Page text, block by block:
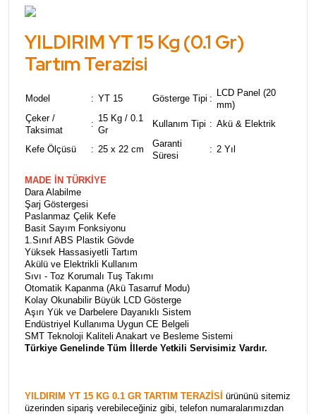
YILDIRIM YT 15 Kg (0.1 Gr)
Tartım Terazisi
Model : YT 15 Gösterge Tipi :
LCD Panel (20
mm)
Çeker /
Taksimat
:
15 Kg / 0.1
Gr
Kullanım Tipi : Akü & Elektrik
Kefe Ölçüsü : 25 x 22 cm
Garanti
Süresi
: 2 Yıl
MADE İN TÜRKİYE
Dara Alabilme
Şarj Göstergesi
Paslanmaz Çelik Kefe
Basit Sayım Fonksiyonu
1.Sınıf ABS Plastik Gövde
Yüksek Hassasiyetli Tartım
Akülü ve Elektrikli Kullanım
Sıvı - Toz Korumalı Tuş Takımı
Otomatik Kapanma (Akü Tasarruf Modu)
Kolay Okunabilir Büyük LCD Gösterge
Aşırı Yük ve Darbelere Dayanıklı Sistem
Endüstriyel Kullanıma Uygun CE Belgeli
SMT Teknoloji Kaliteli Anakart ve Besleme Sistemi
Türkiye Genelinde Tüm İllerde Yetkili Servisimiz Vardır.
YILDIRIM YT 15 KG 0.1 GR TARTIM TERAZİSİ ürününü sitemiz
üzerinden sipariş verebileceğiniz gibi, telefon numaralarımızdan